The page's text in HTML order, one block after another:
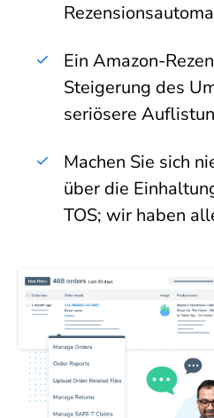
Ein Amazon-
Steigerung des
seriösere
Machen Sie sich
über die
TOS; wir haben